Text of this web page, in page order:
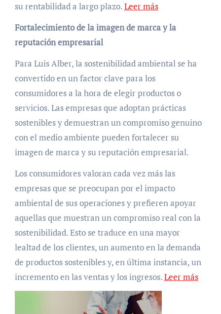
su rentabilidad a largo plazo.Leer más
Fortalecimiento de la imagen de marca y la
reputación empresarial
Para Luis Alber, la sostenibilidad ambiental se ha
convertido en un factor clave para los
consumidores a la hora de elegir productos o
servicios. Las empresas que adoptan prácticas
sostenibles y demuestran un compromiso genuino
con el medio ambiente pueden fortalecer su
imagen de marca y su reputación empresarial.
Los consumidores valoran cada vez más las
empresas que se preocupan por el impacto
ambiental de sus operaciones y prefieren apoyar
aquellas que muestran un compromiso real con la
sostenibilidad. Esto se traduce en una mayor
lealtad de los clientes, un aumento en la demanda
de productos sostenibles y, en última instancia, un
incremento en las ventas y los ingresos.Leer más